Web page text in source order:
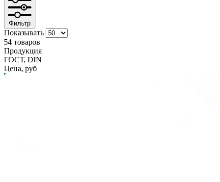
Фильтр
Показывать
54 товаров
Продукция
ГОСТ, DIN
Цена, руб